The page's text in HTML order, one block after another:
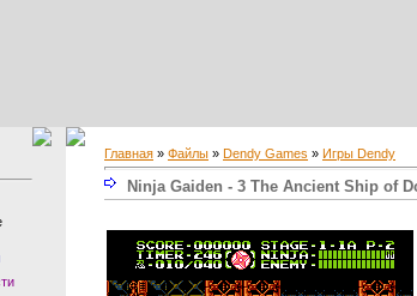
Главная » Файлы » Dendy Games » Игры Dendy
Ninja Gaiden - 3 The Ancient Ship of